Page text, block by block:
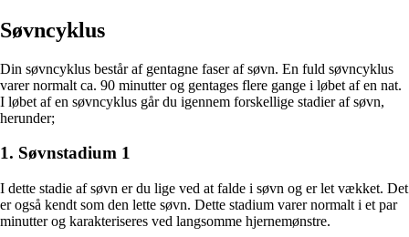
Søvncyklus
Din søvncyklus består af gentagne faser af søvn. En fuld søvncyklus
varer normalt ca. 90 minutter og gentages flere gange i løbet af en nat.
I løbet af en søvncyklus går du igennem forskellige stadier af søvn,
herunder;
1. Søvnstadium 1
I dette stadie af søvn er du lige ved at falde i søvn og er let vækket. Det
er også kendt som den lette søvn. Dette stadium varer normalt i et par
minutter og karakteriseres ved langsomme hjernemønstre.